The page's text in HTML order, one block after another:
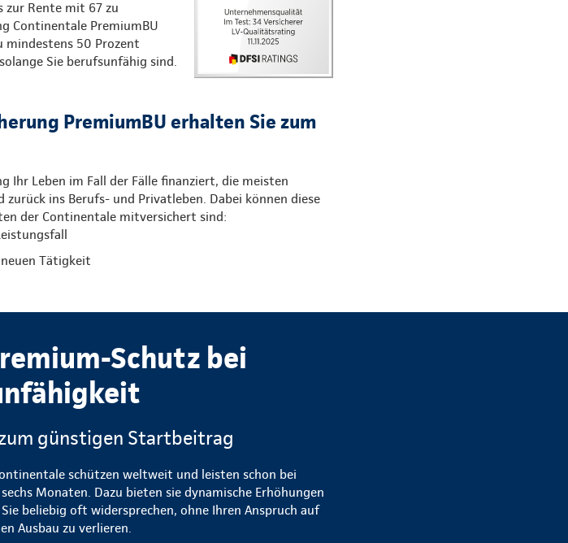
zur Rente mit 67 zu
Continentale PremiumBU
mindestens 50 Prozent
Sie berufsunfähig sind.
PremiumBU erhalten Sie zum
Ihr Leben im Fall der Fälle finanziert, die meisten
ins Berufs- und Privatleben. Dabei können diese
der Continentale mitversichert sind:
Tätigkeit
Schutz bei
günstigen Startbeitrag
schützen weltweit und leisten schon bei
Monaten. Dazu bieten sie dynamische Erhöhungen
beliebig oft widersprechen, ohne Ihren Anspruch auf
Ausbau zu verlieren.